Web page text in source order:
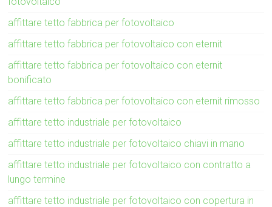
affittare tetto fabbrica per fotovoltaico
affittare tetto fabbrica per fotovoltaico con eternit
affittare tetto fabbrica per fotovoltaico con eternit
bonificato
affittare tetto fabbrica per fotovoltaico con eternit rimosso
affittare tetto industriale per fotovoltaico
affittare tetto industriale per fotovoltaico chiavi in mano
affittare tetto industriale per fotovoltaico con contratto a
lungo termine
affittare tetto industriale per fotovoltaico con copertura in